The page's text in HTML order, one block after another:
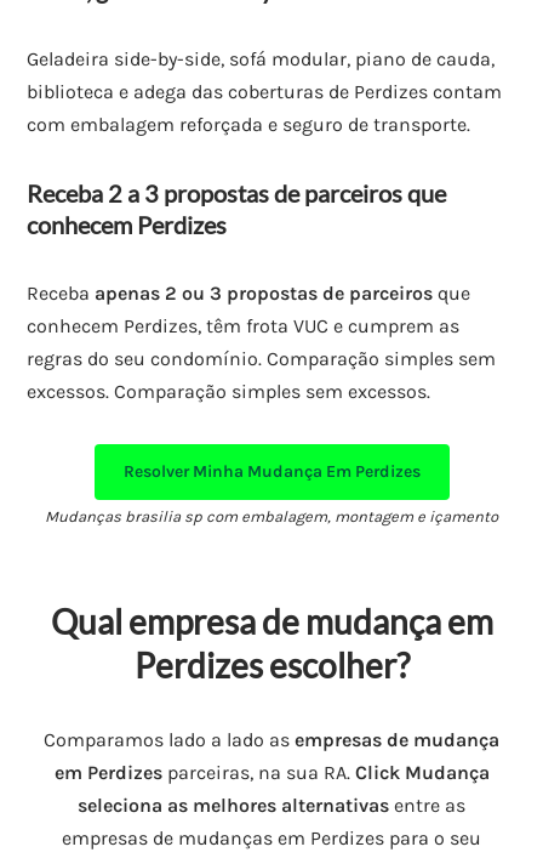
Geladeira side-by-side, sofá modular, piano de cauda,
biblioteca e adega das coberturas de Perdizes contam
com embalagem reforçada e seguro de transporte.
Receba 2 a 3 propostas de parceiros que
conhecem Perdizes
Receba apenas 2 ou 3 propostas de parceiros que
conhecem Perdizes, têm frota VUC e cumprem as
regras do seu condomínio. Comparação simples sem
excessos. Comparação simples sem excessos.
Resolver Minha Mudança Em Perdizes
Mudanças brasilia sp com embalagem, montagem e içamento
Qual empresa de mudança em
Perdizes escolher?
Comparamos lado a lado as empresas de mudança
em Perdizesparceiras, na sua RA. Click Mudança
seleciona as melhores alternativas entre as
empresas de mudanças em Perdizes para o seu